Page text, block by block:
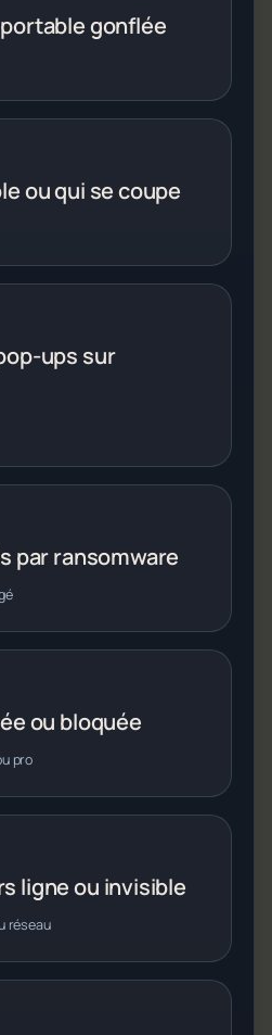
gonflée
ou qui se coupe
ups sur
par ransomware
ou bloquée
pro
ligne ou invisible
réseau